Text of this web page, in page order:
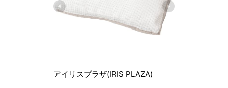
アイリスプラザ(IRIS PLAZA)